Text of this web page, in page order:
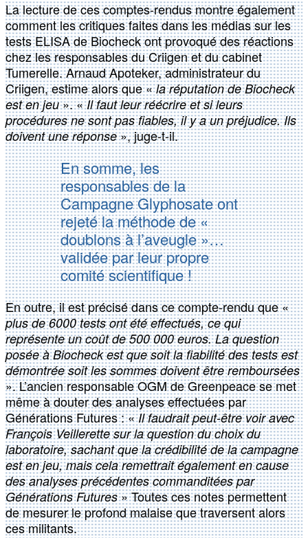
La lecture de ces comptes-rendus montre également
comment les critiques faites dans les médias sur les
tests ELISA de Biocheck ont provoqué des réactions
chez les responsables du Criigen et du cabinet
Tumerelle. Arnaud Apoteker, administrateur du
Criigen, estime alors que «la réputation de Biocheck
est en jeu». «Il faut leur réécrire et si leurs
procédures ne sont pas fiables, il y a un préjudice. Ils
doivent une réponse», juge-t-il.
En somme, les
responsables de la
Campagne Glyphosate ont
rejeté la méthode de «
doublons à l’aveugle »…
validée par leur propre
comité scientifique !
En outre, il est précisé dans ce compte-rendu que «
plus de 6000 tests ont été effectués, ce qui
représente un coût de 500 000 euros. La question
posée à Biocheck est que soit la fiabilité des tests est
démontrée soit les sommes doivent être remboursées
». L’ancien responsable OGM de Greenpeace se met
même à douter des analyses effectuées par
Générations Futures : «Il faudrait peut-être voir avec
François Veillerette sur la question du choix du
laboratoire, sachant que la crédibilité de la campagne
est en jeu, mais cela remettrait également en cause
des analyses précédentes commanditées par
Générations Futures» Toutes ces notes permettent
de mesurer le profond malaise que traversent alors
ces militants.